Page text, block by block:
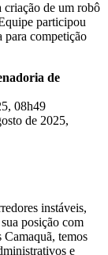
criação de um robô
participou
para competição
de
08h49
de 2025,
instáveis,
posição com
temos
e